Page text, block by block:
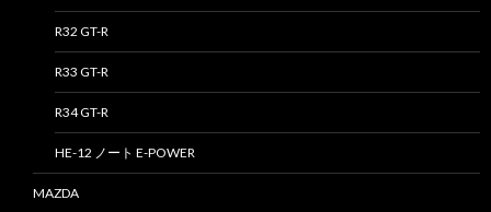
R32 GT-R
R33 GT-R
R34 GT-R
HE-12 ノート E-POWER
MAZDA